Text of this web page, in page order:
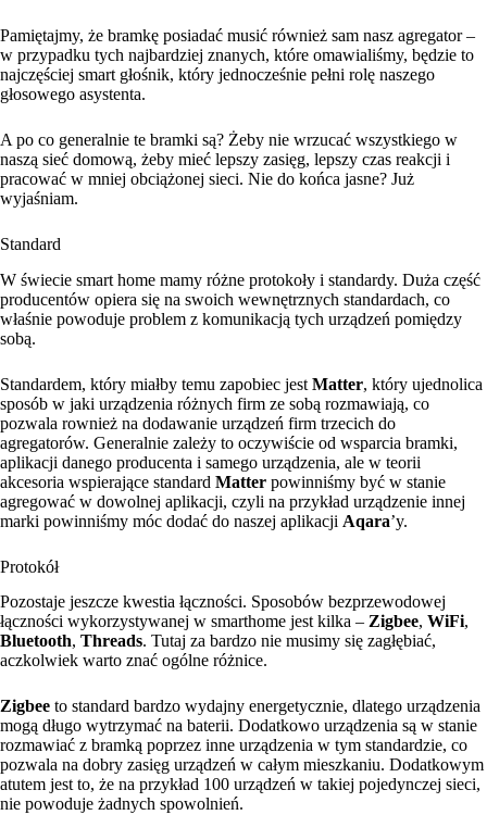
Pamiętajmy, że bramkę posiadać musić również sam nasz agregator –
w przypadku tych najbardziej znanych, które omawialiśmy, będzie to
najczęściej smart głośnik, który jednocześnie pełni rolę naszego
głosowego asystenta.
A po co generalnie te bramki są? Żeby nie wrzucać wszystkiego w
naszą sieć domową, żeby mieć lepszy zasięg, lepszy czas reakcji i
pracować w mniej obciążonej sieci. Nie do końca jasne? Już
wyjaśniam.
Standard
W świecie smart home mamy różne protokoły i standardy. Duża część
producentów opiera się na swoich wewnętrznych standardach, co
właśnie powoduje problem z komunikacją tych urządzeń pomiędzy
sobą.
Standardem, który miałby temu zapobiec jest Matter, który ujednolica
sposób w jaki urządzenia różnych firm ze sobą rozmawiają, co
pozwala rownież na dodawanie urządzeń firm trzecich do
agregatorów. Generalnie zależy to oczywiście od wsparcia bramki,
aplikacji danego producenta i samego urządzenia, ale w teorii
akcesoria wspierające standard Matter powinniśmy być w stanie
agregować w dowolnej aplikacji, czyli na przykład urządzenie innej
marki powinniśmy móc dodać do naszej aplikacji Aqara’y.
Protokół
Pozostaje jeszcze kwestia łączności. Sposobów bezprzewodowej
łączności wykorzystywanej w smarthome jest kilka – Zigbee, WiFi,
Bluetooth, Threads. Tutaj za bardzo nie musimy się zagłębiać,
aczkolwiek warto znać ogólne różnice.
Zigbee to standard bardzo wydajny energetycznie, dlatego urządzenia
mogą długo wytrzymać na baterii. Dodatkowo urządzenia są w stanie
rozmawiać z bramką poprzez inne urządzenia w tym standardzie, co
pozwala na dobry zasięg urządzeń w całym mieszkaniu. Dodatkowym
atutem jest to, że na przykład 100 urządzeń w takiej pojedynczej sieci,
nie powoduje żadnych spowolnień.